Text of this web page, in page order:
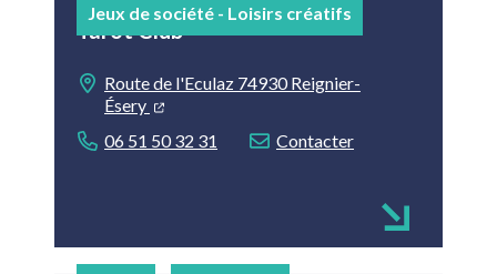
Jeux de société - Loisirs créatifs
Tarot Club
Route de l'Eculaz 74930 Reignier-
Ésery
06 51 50 32 31
Contacter